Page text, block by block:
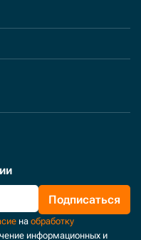
Подписаться
на обработку
информационных и